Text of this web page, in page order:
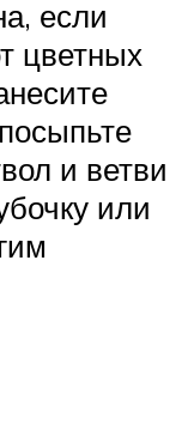
если
цветных
и ветви
или